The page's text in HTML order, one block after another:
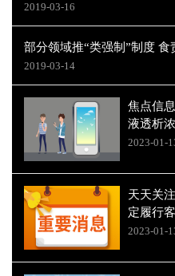
2019-03-16
部分领域推“类强制”制度
2019-03-14
焦点信
液透析
2023-01-
天天关
定履行
2023-01-